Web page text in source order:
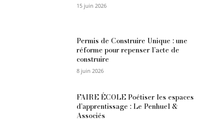
15 juin 2026
Permis de Construire Unique : une
réforme pour repenser l’acte de
construire
8 juin 2026
FAIRE ÉCOLE Poétiser les espaces
d’apprentissage : Le Penhuel &
Associés